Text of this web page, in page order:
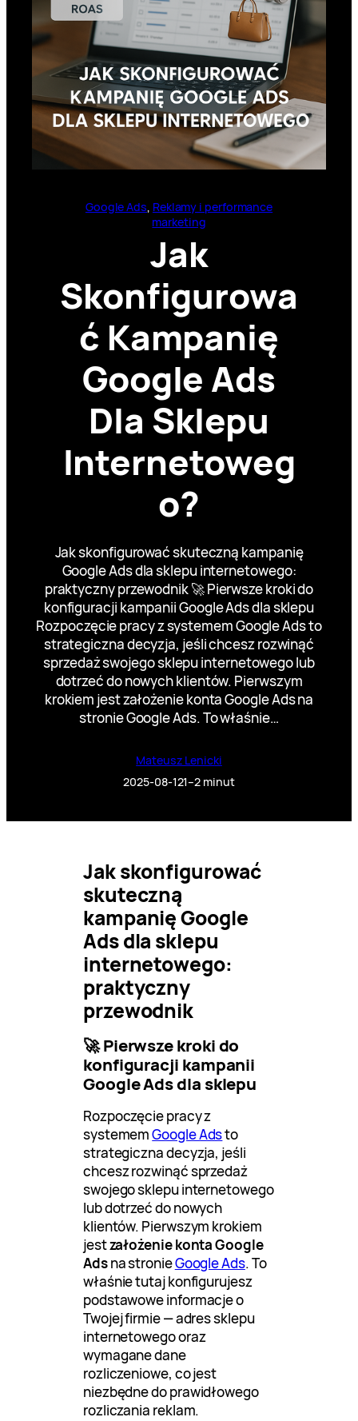
Google Ads Reklamy i performance
marketing
Jak
Skonfigurowa
ć Kampanię
Google Ads
Dla Sklepu
Internetoweg
o?
Jak skonfigurować skuteczną kampanię
Google Ads dla sklepu internetowego:
praktyczny przewodnik 🚀 Pierwsze kroki do
konfiguracji kampanii Google Ads dla sklepu
Rozpoczęcie pracy z systemem Google Ads to
strategiczna decyzja, jeśli chcesz rozwinąć
sprzedaż swojego sklepu internetowego lub
dotrzeć do nowych klientów. Pierwszym
krokiem jest założenie konta Google Ads na
stronie Google Ads. To właśnie…
Mateusz Lenicki
2025-08-121–2 minut
Jak skonfigurować
skuteczną
kampanię Google
Ads dla sklepu
internetowego:
praktyczny
przewodnik
🚀 Pierwsze kroki do
konfiguracji kampanii
Google Ads dla sklepu
Rozpoczęcie pracy z
systememGoogle Adsto
strategiczna decyzja, jeśli
chcesz rozwinąć sprzedaż
swojego sklepu internetowego
lub dotrzeć do nowych
klientów. Pierwszym krokiem
jestzałożenie konta Google
Adsna stronieGoogle Ads. To
właśnie tutaj konfigurujesz
podstawowe informacje o
Twojej firmie — adres sklepu
internetowego oraz
wymagane dane
rozliczeniowe, co jest
niezbędne do prawidłowego
rozliczania reklam.